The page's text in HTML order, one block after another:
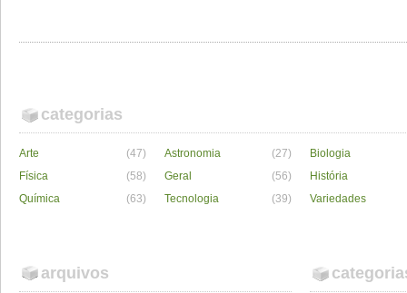
categorias
Arte (47) Astronomia (27)
Biologia
Física
(58) Geral (56)
História
Química
(63) Tecnologia (39) Variedades
arquivos